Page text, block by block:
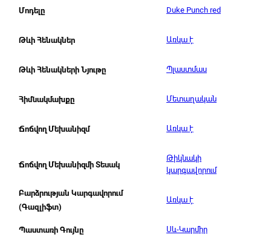
Մոդելը Duke Punch red
Թևի Հենակներ Առկա է
Թևի Հենակների Նյութը Պլաստմաս
Հիմնակմախքը Մետաղական
Ճոճվող Մեխանիզմ Առկա է
Ճոճվող Մեխանիզմի Տեսակ
Թիկնակի
կարգավորում
Բարձրության Կարգավորում
(Գազլիֆտ)
Առկա է
Պաստառի Գույնը Սև-Կարմիր